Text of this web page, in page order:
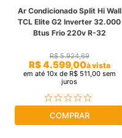
Ar Condicionado Split Hi Wall
TCL Elite G2 Inverter 32.000
Btus Frio 220v R-32
R$ 5.924,69
R$4.599,00à vista
em até 10x de R$ 511 ,00sem
juros
COMPRAR
9º cassete